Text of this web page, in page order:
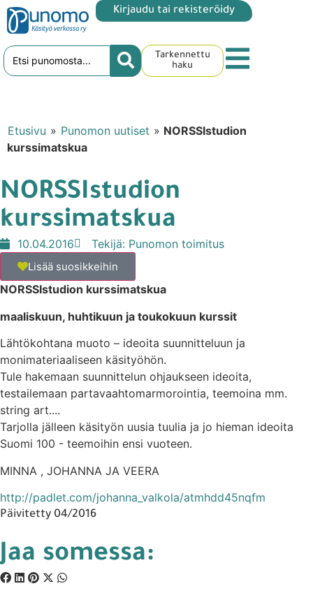
Kirjaudu tai rekisteröidy
Tarkennettu
haku
Etusivu » Punomon uutiset » NORSSIstudion
kurssimatskua
NORSSIstudion
kurssimatskua
10.04.2016 Tekijä: Punomon toimitus
Lisää suosikkeihin
NORSSIstudion kurssimatskua
maaliskuun, huhtikuun ja toukokuun kurssit
Lähtökohtana muoto – ideoita suunnitteluun ja
monimateriaaliseen käsityöhön.
Tule hakemaan suunnittelun ohjaukseen ideoita,
testailemaan partavaahtomarmorointia, teemoina mm.
string art....
Tarjolla jälleen käsityön uusia tuulia ja jo hieman ideoita
Suomi 100 - teemoihin ensi vuoteen.
MINNA , JOHANNA JA VEERA
http://padlet.com/johanna_valkola/atmhdd45nqfm
Päivitetty 04/2016
Jaa somessa: